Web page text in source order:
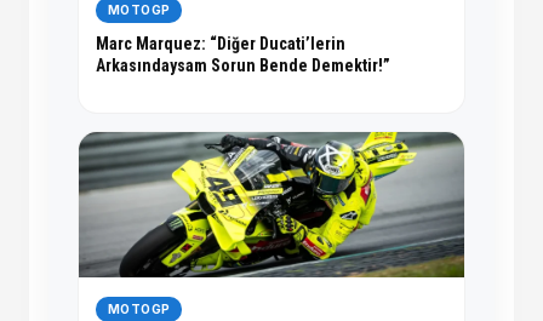
MOTOGP
Marc Marquez: “Diğer Ducati’lerin
Arkasındaysam Sorun Bende Demektir!”
MOTOGP